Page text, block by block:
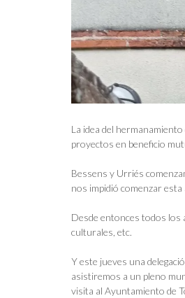
La idea del
proyectos en beneficio
Bessens y Urriés
nos impidió comenzar
Desde entonces todos los
culturales, etc.
Y este jueves una
asistiremos a un pleno
visita al Ayuntamiento de